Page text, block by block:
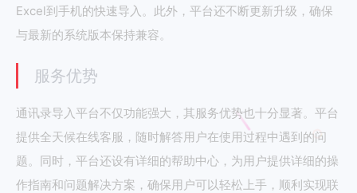
Excel到手机的快速导入。此外，平台还不断更新升级，确保
与最新的系统版本保持兼容。
服务优势
通讯录导入平台不仅功能强大，其服务优势也十分显著。平台
提供全天候在线客服，随时解答用户在使用过程中遇到的问
题。同时，平台还设有详细的帮助中心，为用户提供详细的操
作指南和问题解决方案，确保用户可以轻松上手，顺利实现联